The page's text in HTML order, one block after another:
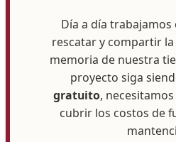
Día a día
rescatar y compartir
memoria de nuestra
proyecto siga
gratuito,
cubrir los costos de